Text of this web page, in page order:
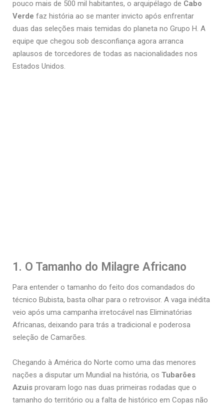
pouco mais de 500 mil habitantes, o arquipélago de Cabo
Verde faz história ao se manter invicto após enfrentar
duas das seleções mais temidas do planeta no Grupo H. A
equipe que chegou sob desconfiança agora arranca
aplausos de torcedores de todas as nacionalidades nos
Estados Unidos.
1. O Tamanho do Milagre Africano
Para entender o tamanho do feito dos comandados do
técnico Bubista, basta olhar para o retrovisor. A vaga inédita
veio após uma campanha irretocável nas Eliminatórias
Africanas, deixando para trás a tradicional e poderosa
seleção de Camarões.
Chegando à América do Norte como uma das menores
nações a disputar um Mundial na história, os Tubarões
Azuis provaram logo nas duas primeiras rodadas que o
tamanho do território ou a falta de histórico em Copas não